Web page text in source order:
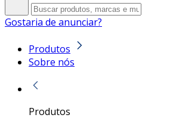
Gostaria de anunciar?
Produtos
Sobre nós
Produtos